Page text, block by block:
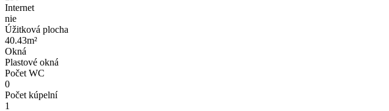
Internet
nie
Úžitková plocha
40.43m²
Okná
Plastové okná
Počet WC
0
Počet kúpelní
1